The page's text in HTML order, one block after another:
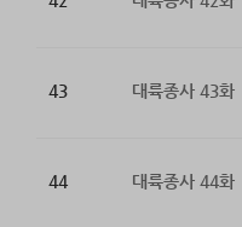
43 대륙종사 43화
44 대륙종사 44화